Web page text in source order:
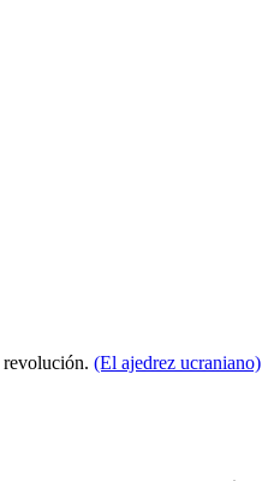
revolución. (El ajedrez ucraniano)